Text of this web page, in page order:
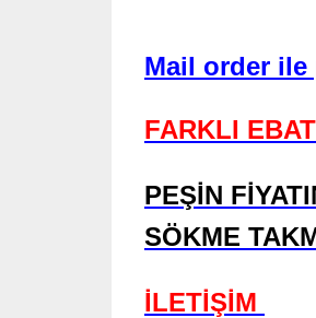
Mail order ile
FARKLI
PEŞİN
SÖKME
İLETİŞİM